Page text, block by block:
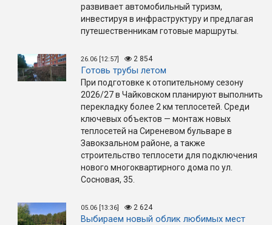
развивает автомобильный туризм,
инвестируя в инфраструктуру и предлагая
путешественникам готовые маршруты.
26.06 [12:57] 2 854
Готовь трубы летом
При подготовке к отопительному сезону
2026/27 в Чайковском планируют выполнить
перекладку более 2 км теплосетей. Среди
ключевых объектов — монтаж новых
теплосетей на Сиреневом бульваре в
Завокзальном районе, а также
строительство теплосети для подключения
нового многоквартирного дома по ул.
Сосновая, 35.
05.06 [13:36] 2 624
Выбираем новый облик любимых мест